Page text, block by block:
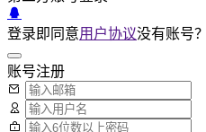
登录即同意用户协议没有账号？
账号注册